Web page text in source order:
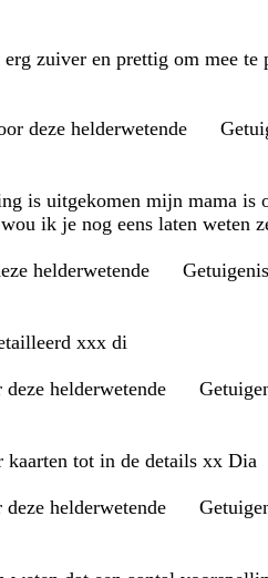
zuiver en prettig om mee te
is uitgekomen mijn mama is
ik je nog eens laten weten
xxx di
tot in de details xx Dia